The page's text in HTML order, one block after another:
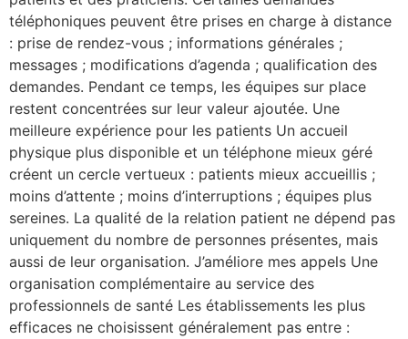
téléphoniques peuvent être prises en charge à distance
: prise de rendez-vous ; informations générales ;
messages ; modifications d’agenda ; qualification des
demandes. Pendant ce temps, les équipes sur place
restent concentrées sur leur valeur ajoutée. Une
meilleure expérience pour les patients Un accueil
physique plus disponible et un téléphone mieux géré
créent un cercle vertueux : patients mieux accueillis ;
moins d’attente ; moins d’interruptions ; équipes plus
sereines. La qualité de la relation patient ne dépend pas
uniquement du nombre de personnes présentes, mais
aussi de leur organisation. J’améliore mes appels Une
organisation complémentaire au service des
professionnels de santé Les établissements les plus
efficaces ne choisissent généralement pas entre :